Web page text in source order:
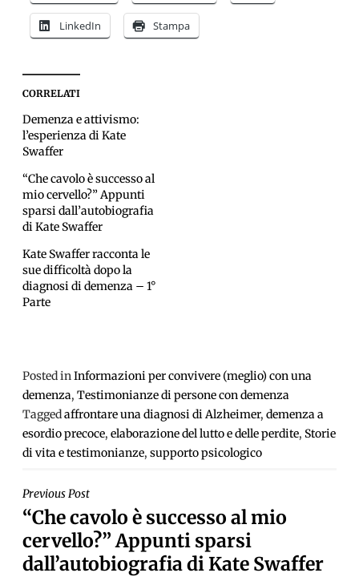
LinkedIn Stampa
CORRELATI
Demenza e attivismo:
l’esperienza di Kate
Swaffer
“Che cavolo è successo al
mio cervello?” Appunti
sparsi dall’autobiografia
di Kate Swaffer
Kate Swaffer racconta le
sue difficoltà dopo la
diagnosi di demenza – 1°
Parte
Posted inInformazioni per convivere (meglio) con una
demenza, Testimonianze di persone con demenza
Taggedaffrontare una diagnosi di Alzheimer, demenza a
esordio precoce, elaborazione del lutto e delle perdite, Storie
di vita e testimonianze, supporto psicologico
NAVIGAZIONE
ARTICOLI
Previous Post
“Che cavolo è successo al mio
cervello?” Appunti sparsi
dall’autobiografia di Kate Swaffer